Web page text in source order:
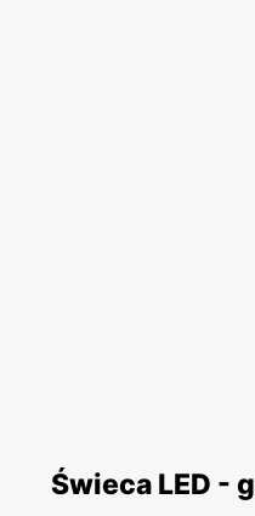
Świeca LED -